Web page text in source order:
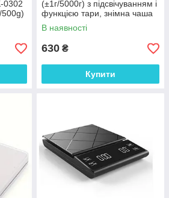
0302
500g)
(±1г/5000г) з підсвічуванням і
функцією тари, знімна чаша
В наявності
630 ₴
Купити